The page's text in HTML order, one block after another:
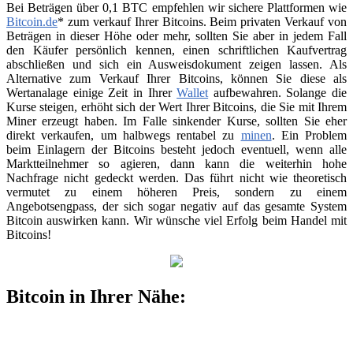
Bei Beträgen über 0,1 BTC empfehlen wir sichere Plattformen wie
Bitcoin.de* zum verkauf Ihrer Bitcoins. Beim privaten Verkauf von
Beträgen in dieser Höhe oder mehr, sollten Sie aber in jedem Fall
den Käufer persönlich kennen, einen schriftlichen Kaufvertrag
abschließen und sich ein Ausweisdokument zeigen lassen. Als
Alternative zum Verkauf Ihrer Bitcoins, können Sie diese als
Wertanalage einige Zeit in IhrerWallet aufbewahren. Solange die
Kurse steigen, erhöht sich der Wert Ihrer Bitcoins, die Sie mit Ihrem
Miner erzeugt haben. Im Falle sinkender Kurse, sollten Sie eher
direkt verkaufen, um halbwegs rentabel zu minen. Ein Problem
beim Einlagern der Bitcoins besteht jedoch eventuell, wenn alle
Marktteilnehmer so agieren, dann kann die weiterhin hohe
Nachfrage nicht gedeckt werden. Das führt nicht wie theoretisch
vermutet zu einem höheren Preis, sondern zu einem
Angebotsengpass, der sich sogar negativ auf das gesamte System
Bitcoin auswirken kann. Wir wünsche viel Erfolg beim Handel mit
Bitcoins!
Bitcoin in Ihrer Nähe: